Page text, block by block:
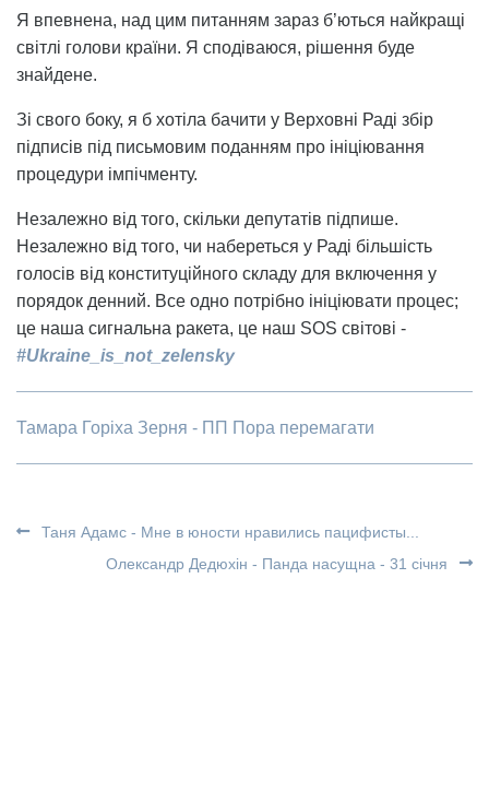
Я впевнена, над цим питанням зараз б’ються найкращі
світлі голови країни. Я сподіваюся, рішення буде
знайдене.
Зі свого боку, я б хотіла бачити у Верховні Раді збір
підписів під письмовим поданням про ініціювання
процедури імпічменту.
Незалежно від того, скільки депутатів підпише.
Незалежно від того, чи набереться у Раді більшість
голосів від конституційного складу для включення у
порядок денний. Все одно потрібно ініціювати процес;
це наша сигнальна ракета, це наш SOS світові -
#Ukraine_is_not_zelensky
Тамара Горіха Зерня - ПП Пора перемагати
Таня Адамс - Мне в юности нравились пацифисты...
Олександр Дедюхін - Панда насущна - 31 січня